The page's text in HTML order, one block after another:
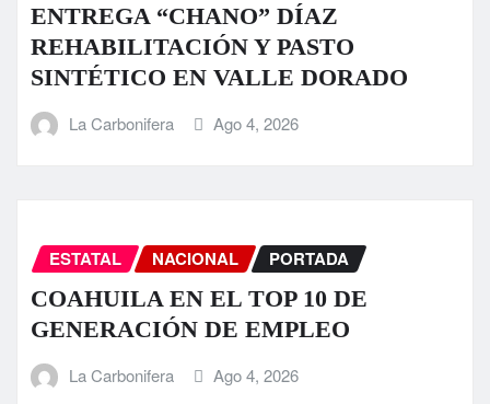
ENTREGA “CHANO” DÍAZ
REHABILITACIÓN Y PASTO
SINTÉTICO EN VALLE DORADO
La Carbonifera Ago 4, 2026
ESTATAL NACIONAL PORTADA
COAHUILA EN EL TOP 10 DE
GENERACIÓN DE EMPLEO
La Carbonifera Ago 4, 2026